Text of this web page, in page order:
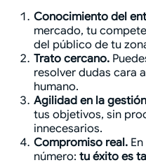
Conocimiento del
mercado, tu
del público de tu
Trato cercano.
resolver dudas cara
humano.
Agilidad en la
tus objetivos, sin
innecesarios.
Compromiso real.
número: tu éxito es